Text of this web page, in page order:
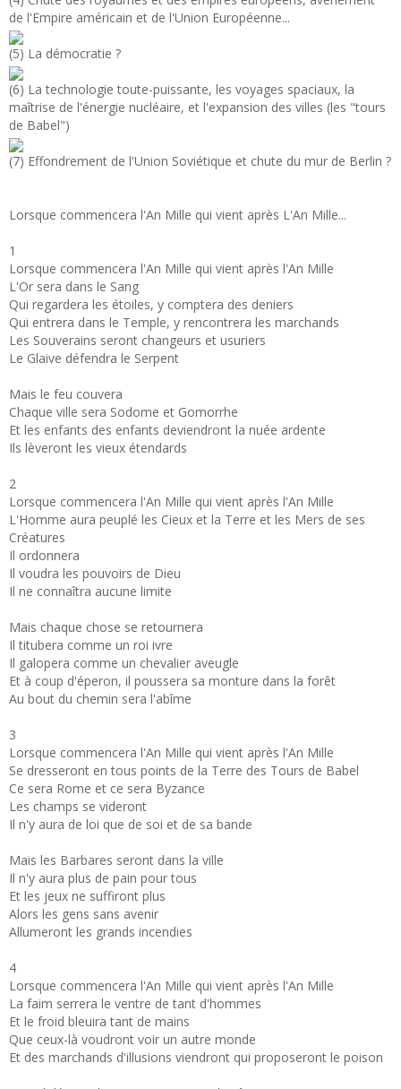
de l'Empire américain et de l'Union Européenne...
(5) La démocratie ?
(6) La technologie toute-puissante, les voyages spaciaux, la
maîtrise de l'énergie nucléaire, et l'expansion des villes (les "tours
de Babel")
(7) Effondrement de l'Union Soviétique et chute du mur de Berlin ?
Lorsque commencera l'An Mille qui vient après L'An Mille...
1
Lorsque commencera l'An Mille qui vient après l'An Mille
L'Or sera dans le Sang
Qui regardera les étoiles, y comptera des deniers
Qui entrera dans le Temple, y rencontrera les marchands
Les Souverains seront changeurs et usuriers
Le Glaive défendra le Serpent
Mais le feu couvera
Chaque ville sera Sodome et Gomorrhe
Et les enfants des enfants deviendront la nuée ardente
Ils lèveront les vieux étendards
2
Lorsque commencera l'An Mille qui vient après l'An Mille
L'Homme aura peuplé les Cieux et la Terre et les Mers de ses
Créatures
Il ordonnera
Il voudra les pouvoirs de Dieu
Il ne connaîtra aucune limite
Mais chaque chose se retournera
Il titubera comme un roi ivre
Il galopera comme un chevalier aveugle
Et à coup d'éperon, il poussera sa monture dans la forêt
Au bout du chemin sera l'abîme
3
Lorsque commencera l'An Mille qui vient après l'An Mille
Se dresseront en tous points de la Terre des Tours de Babel
Ce sera Rome et ce sera Byzance
Les champs se videront
Il n'y aura de loi que de soi et de sa bande
Mais les Barbares seront dans la ville
Il n'y aura plus de pain pour tous
Et les jeux ne suffiront plus
Alors les gens sans avenir
Allumeront les grands incendies
4
Lorsque commencera l'An Mille qui vient après l'An Mille
La faim serrera le ventre de tant d'hommes
Et le froid bleuira tant de mains
Que ceux-là voudront voir un autre monde
Et des marchands d'illusions viendront qui proposeront le poison